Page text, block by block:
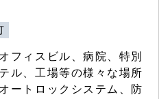
フィスビル、病院、特別
ル、工場等の様々な場所
ートロックシステム、防